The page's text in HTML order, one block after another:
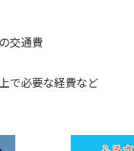
交通費
必要な経費など